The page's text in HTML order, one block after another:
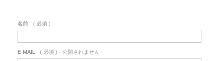
名前 ( 必須 )
E-MAIL ( 必須 ) - 公開されません -